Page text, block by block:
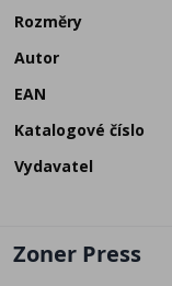
Rozměry
Autor
EAN
Katalogové číslo
Vydavatel
Zoner Press